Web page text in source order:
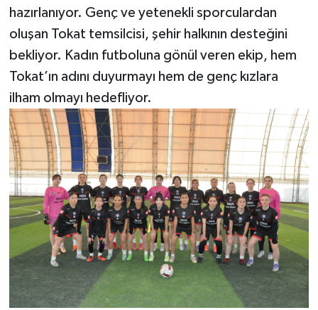
hazırlanıyor. Genç ve yetenekli sporculardan
oluşan Tokat temsilcisi, şehir halkının desteğini
bekliyor. Kadın futboluna gönül veren ekip, hem
Tokat’ın adını duyurmayı hem de genç kızlara
ilham olmayı hedefliyor.